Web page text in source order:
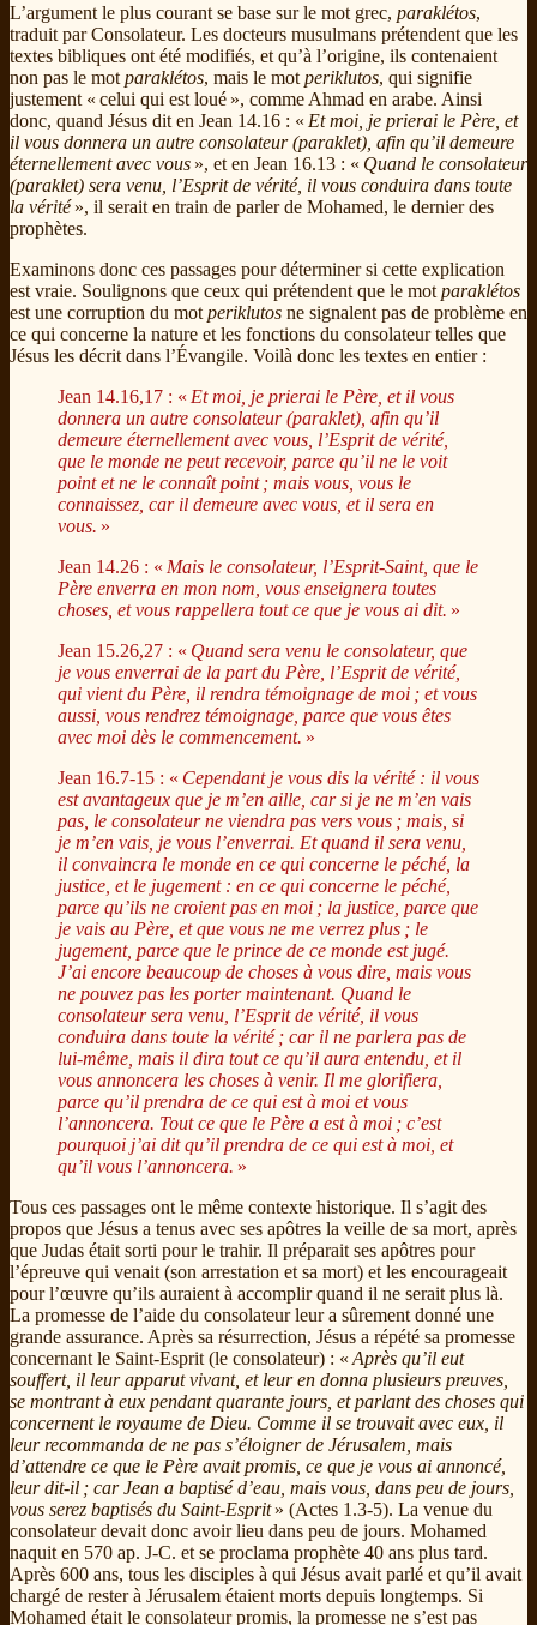
L’argument le plus courant se base sur le mot grec, paraklétos,
traduit par Consolateur. Les docteurs musulmans prétendent que les
textes bibliques ont été modifiés, et qu’à l’origine, ils contenaient
non pas le mot paraklétos, mais le mot periklutos, qui signifie
justement « celui qui est loué », comme Ahmad en arabe. Ainsi
donc, quand Jésus dit en Jean 14.16 : « Et moi, je prierai le Père, et
il vous donnera un autre consolateur (paraklet), afin qu’il demeure
éternellement avec vous », et en Jean 16.13 : « Quand le consolateur
(paraklet) sera venu, l’Esprit de vérité, il vous conduira dans toute
la vérité», il serait en train de parler de Mohamed, le dernier des
prophètes.
Examinons donc ces passages pour déterminer si cette explication
est vraie. Soulignons que ceux qui prétendent que le mot paraklétos
est une corruption du mot periklutos ne signalent pas de problème en
ce qui concerne la nature et les fonctions du consolateur telles que
Jésus les décrit dans l’Évangile. Voilà donc les textes en entier :
Jean 14.16,17 : « Et moi, je prierai le Père, et il vous
donnera un autre consolateur (paraklet), afin qu’il
demeure éternellement avec vous, l’Esprit de vérité,
que le monde ne peut recevoir, parce qu’il ne le voit
point et ne le connaît point ; mais vous, vous le
connaissez, car il demeure avec vous, et il sera en
vous. »
Jean 14.26 : « Mais le consolateur, l’Esprit-Saint, que le
Père enverra en mon nom, vous enseignera toutes
choses, et vous rappellera tout ce que je vous ai dit. »
Jean 15.26,27 : « Quand sera venu le consolateur, que
je vous enverrai de la part du Père, l’Esprit de vérité,
qui vient du Père, il rendra témoignage de moi ; et vous
aussi, vous rendrez témoignage, parce que vous êtes
avec moi dès le commencement. »
Jean 16.7-15 : « Cependant je vous dis la vérité : il vous
est avantageux que je m’en aille, car si je ne m’en vais
pas, le consolateur ne viendra pas vers vous ; mais, si
je m’en vais, je vous l’enverrai. Et quand il sera venu,
il convaincra le monde en ce qui concerne le péché, la
justice, et le jugement : en ce qui concerne le péché,
parce qu’ils ne croient pas en moi ; la justice, parce que
je vais au Père, et que vous ne me verrez plus ; le
jugement, parce que le prince de ce monde est jugé.
J’ai encore beaucoup de choses à vous dire, mais vous
ne pouvez pas les porter maintenant. Quand le
consolateur sera venu, l’Esprit de vérité, il vous
conduira dans toute la vérité ; car il ne parlera pas de
lui-même, mais il dira tout ce qu’il aura entendu, et il
vous annoncera les choses à venir. Il me glorifiera,
parce qu’il prendra de ce qui est à moi et vous
l’annoncera. Tout ce que le Père a est à moi ; c’est
pourquoi j’ai dit qu’il prendra de ce qui est à moi, et
qu’il vous l’annoncera. »
Tous ces passages ont le même contexte historique. Il s’agit des
propos que Jésus a tenus avec ses apôtres la veille de sa mort, après
que Judas était sorti pour le trahir. Il préparait ses apôtres pour
l’épreuve qui venait (son arrestation et sa mort) et les encourageait
pour l’œuvre qu’ils auraient à accomplir quand il ne serait plus là.
La promesse de l’aide du consolateur leur a sûrement donné une
grande assurance. Après sa résurrection, Jésus a répété sa promesse
concernant le Saint-Esprit (le consolateur) : « Après qu’il eut
souffert, il leur apparut vivant, et leur en donna plusieurs preuves,
se montrant à eux pendant quarante jours, et parlant des choses qui
concernent le royaume de Dieu. Comme il se trouvait avec eux, il
leur recommanda de ne pas s’éloigner de Jérusalem, mais
d’attendre ce que le Père avait promis, ce que je vous ai annoncé,
leur dit-il ; car Jean a baptisé d’eau, mais vous, dans peu de jours,
vous serez baptisés du Saint-Esprit» (Actes 1.3-5). La venue du
consolateur devait donc avoir lieu dans peu de jours. Mohamed
naquit en 570 ap. J-C. et se proclama prophète 40 ans plus tard.
Après 600 ans, tous les disciples à qui Jésus avait parlé et qu’il avait
chargé de rester à Jérusalem étaient morts depuis longtemps. Si
Mohamed était le consolateur promis, la promesse ne s’est pas